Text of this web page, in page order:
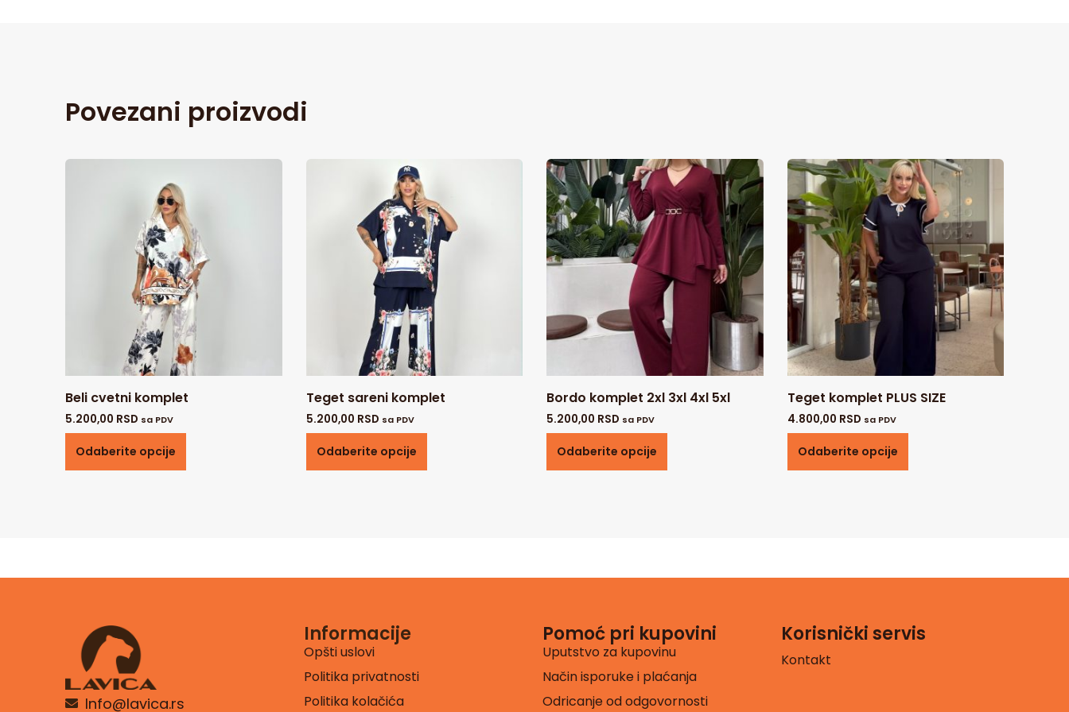
Povezani proizvodi
Beli cvetni komplet
5.200,00 RSD sa PDV
Odaberite opcije
Teget sareni komplet
5.200,00 RSD sa PDV
Odaberite opcije
Bordo komplet 2xl 3xl 4xl 5xl
5.200,00 RSD sa PDV
Odaberite opcije
Teget komplet PLUS SIZE
4.800,00 RSD sa PDV
Odaberite opcije
Info@lavica.rs
Informacije
Opšti uslovi
Politika privatnosti
Politika kolačića
Pomoć pri kupovini
Uputstvo za kupovinu
Način isporuke i plaćanja
Odricanje od odgovornosti
Korisnički servis
Kontakt